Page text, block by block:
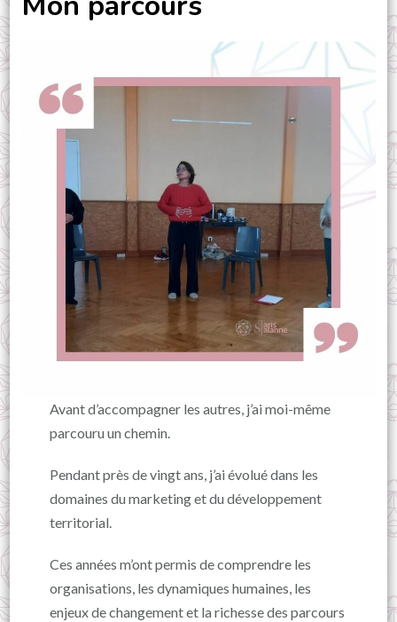
Avant d’accompagner les autres, j’ai moi-même
parcouru un chemin.
Pendant près de vingt ans, j’ai évolué dans les
domaines du marketing et du développement
territorial.
Ces années m’ont permis de comprendre les
organisations, les dynamiques humaines, les
enjeux de changement et la richesse des parcours